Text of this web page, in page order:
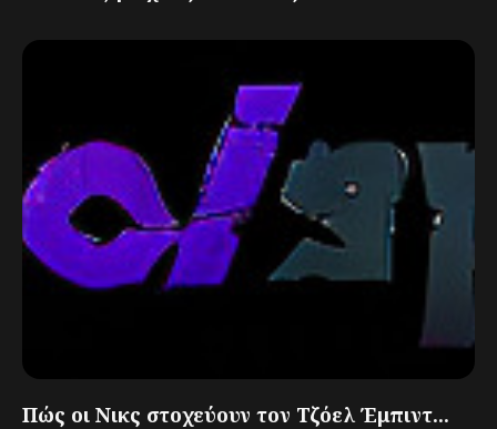
Πώς οι Νικς στοχεύουν τον Τζόελ Έμπιντ...